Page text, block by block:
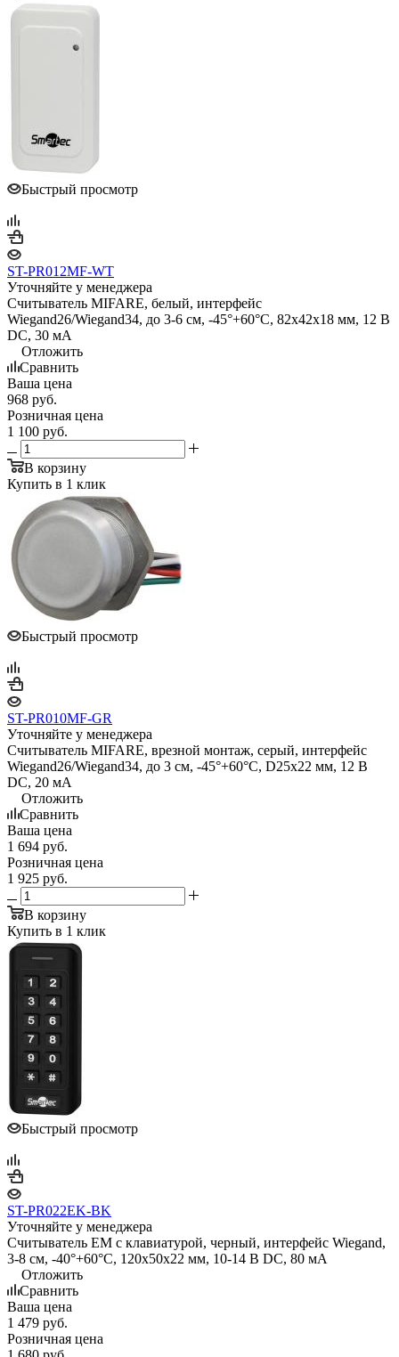
Быстрый просмотр
ST-PR012MF-WT
Уточняйте у менеджера
Считыватель MIFARE, белый, интерфейс
Wiegand26/Wiegand34, до 3-6 см, -45°+60°С, 82х42х18 мм, 12 В
DC, 30 мA
Отложить
Сравнить
Ваша цена
968 руб.
Розничная цена
1 100 руб.
В корзину
Купить в 1 клик
Быстрый просмотр
ST-PR010MF-GR
Уточняйте у менеджера
Считыватель MIFARE, врезной монтаж, серый, интерфейс
Wiegand26/Wiegand34, до 3 см, -45°+60°С, D25х22 мм, 12 В
DC, 20 мA
Отложить
Сравнить
Ваша цена
1 694 руб.
Розничная цена
1 925 руб.
В корзину
Купить в 1 клик
Быстрый просмотр
ST-PR022EK-BK
Уточняйте у менеджера
Считыватель EM с клавиатурой, черный, интерфейс Wiegand,
3-8 см, -40°+60°С, 120x50x22 мм, 10-14 В DC, 80 мA
Отложить
Сравнить
Ваша цена
1 479 руб.
Розничная цена